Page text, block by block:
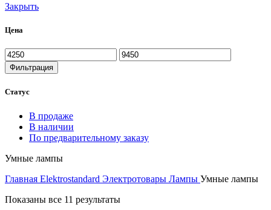
Закрыть
Цена
Минимальная
цена
Максимальная
цена
Фильтрация
Статус
В продаже
В наличии
По предварительному заказу
Умные лампы
Главная Elektrostandard Электротовары Лампы Умные лампы
Показаны все 11 результатыСортировка: